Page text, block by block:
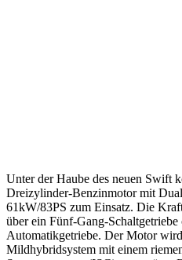
Unter der Haube des neuen Swift
Dreizylinder-Benzinmotor mit
61kW/83PS zum Einsatz. Die
über ein Fünf-Gang-
Automatikgetriebe. Der Motor
Mildhybridsystem mit einem